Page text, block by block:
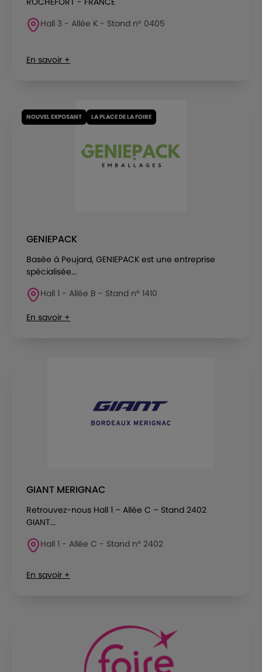
Hall 3 - Allée K - Stand n° 0405
En savoir +
NOUVEL EXPOSANT LA PLACE DE LA FOIRE
GENIEPACK
Basée à Peujard, GENIEPACK est une entreprise
spécialisée...
Hall 1 - Allée B - Stand n° 1410
En savoir +
GIANT MERIGNAC
Retrouvez-nous Hall 1 – Allée C – Stand 2402
GIANT...
Hall 1 - Allée C - Stand n° 2402
En savoir +